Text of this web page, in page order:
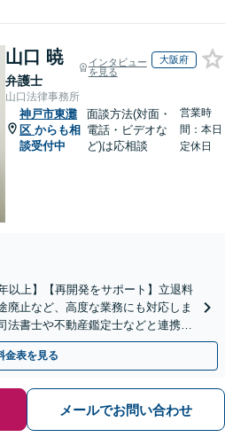
山口 暁
弁護士
インタビュー
を見る
大阪府
山口法律事務所
神戸市東灘
区 からも相
談受付中
面談方法(対面・
電話・ビデオな
ど)は応相談
営業時
間：本日
定休日
以上】【再開発をサポート】立退料
廃止など、高度な業務にも対応しま
法書士や不動産鑑定士などと連携。
【枚方市駅6分】
金表を見る
メールでお問い合わせ